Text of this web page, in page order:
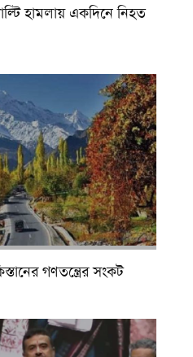
হামলায় একদিনে নিহত
গণতন্ত্রের সংকট